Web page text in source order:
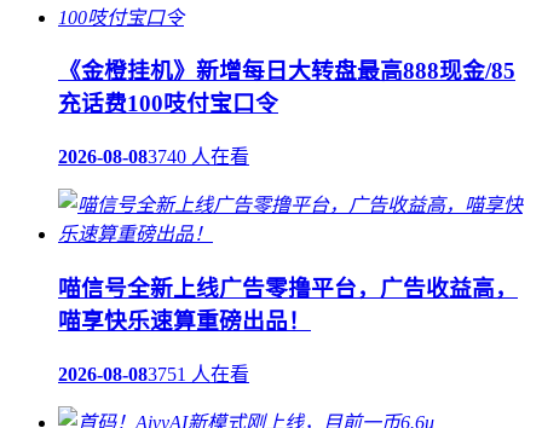
《金橙挂机》新增每日大转盘最高888现金/85
充话费100吱付宝口令
2026-08-083740 人在看
喵信号全新上线广告零撸平台，广告收益高，
喵享快乐速算重磅出品！
2026-08-083751 人在看